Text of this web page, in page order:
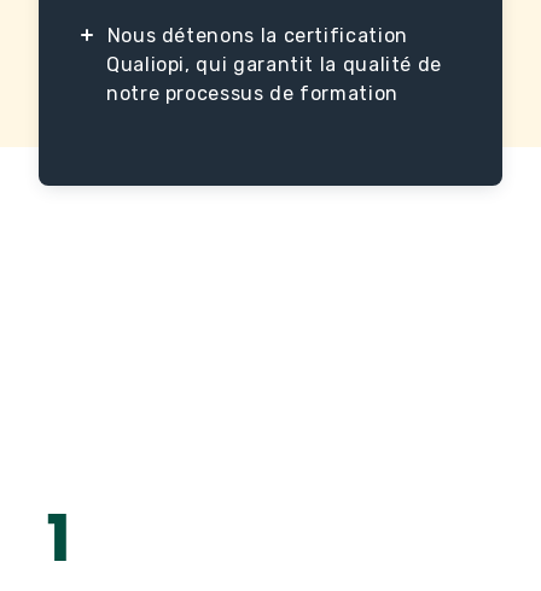
Nous détenons la certification
Qualiopi, qui garantit la qualité de
notre processus de formation
1